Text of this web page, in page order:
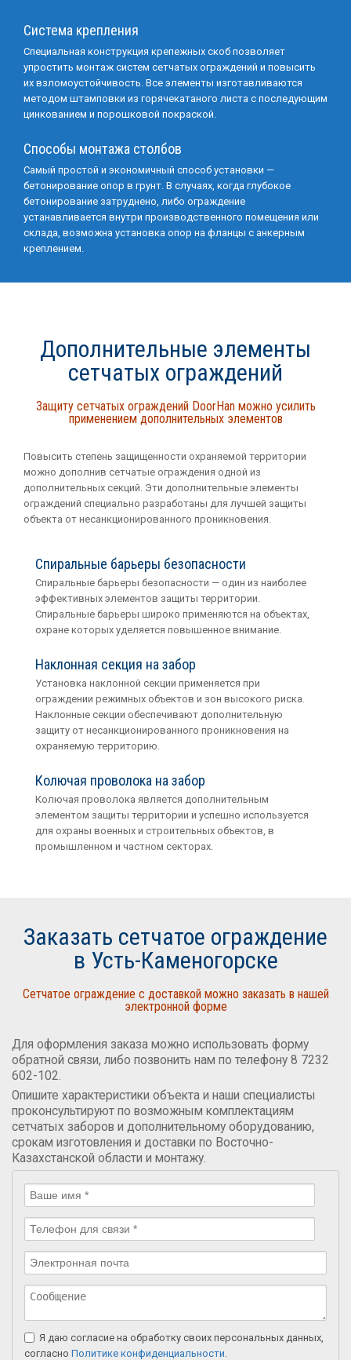
Система крепления
Специальная конструкция крепежных скоб позволяет
упростить монтаж систем сетчатых ограждений и повысить
их взломоустойчивость. Все элементы изготавливаются
методом штамповки из горячекатаного листа с последующим
цинкованием и порошковой покраской.
Способы монтажа столбов
Самый простой и экономичный способ установки —
бетонирование опор в грунт. В случаях, когда глубокое
бетонирование затруднено, либо ограждение
устанавливается внутри производственного помещения или
склада, возможна установка опор на фланцы с анкерным
креплением.
Дополнительные элементы
сетчатых ограждений
Защиту сетчатых ограждений DoorHan можно усилить
применением дополнительных элементов
Повысить степень защищенности охраняемой территории
можно дополнив сетчатые ограждения одной из
дополнительных секций. Эти дополнительные элементы
ограждений специально разработаны для лучшей защиты
объекта от несанкционированного проникновения.
Спиральные барьеры безoпасности
Спиральные барьеры безопасности — один из наиболее
эффективных элементов защиты территории.
Спиральные барьеры широко применяются на объектах,
охране которых уделяется повышенное внимание.
Наклонная секция на забор
Установка наклонной секции применяется при
ограждении режимных объектов и зон высокого риска.
Наклонные секции обеспечивают дополнительную
защиту от несанкционированного проникновения на
охраняемую территорию.
Колючая проволока на забор
Колючая проволока является дополнительным
элементом защиты территории и успешно используется
для охраны военных и строительных объектов, в
промышленном и частном секторах.
Заказать сетчатое ограждение
в Усть-Каменогорске
Сетчатое ограждение с доставкой можно заказать в нашей
электронной форме
Для оформления заказа можно использовать форму
обратной связи, либо позвонить нам по телефону 8 7232
602-102.
Опишите характеристики объекта и наши специалисты
проконсультируют по возможным комплектациям
сетчатых заборов и дополнительному оборудованию,
срокам изготовления и доставки по Восточно-
Казахстанской области и монтажу.
Я даю согласие на обработку своих персональных данных,
согласно Политике конфиденциальности.